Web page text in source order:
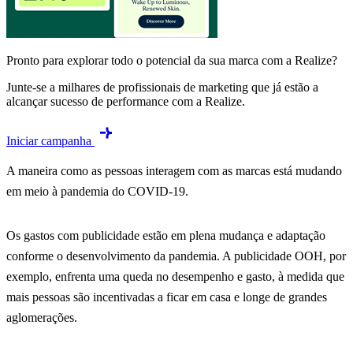
Pronto para explorar todo o potencial da sua marca com a Realize?
Junte-se a milhares de profissionais de marketing que já estão a
alcançar sucesso de performance com a Realize.
Iniciar campanha
A maneira como as pessoas interagem com as marcas está mudando
em meio à pandemia do COVID-19.
Os gastos com publicidade estão em plena mudança e adaptação
conforme o desenvolvimento da pandemia. A publicidade OOH, por
exemplo, enfrenta uma queda no desempenho e gasto, à medida que
mais pessoas são incentivadas a ficar em casa e longe de grandes
aglomerações.